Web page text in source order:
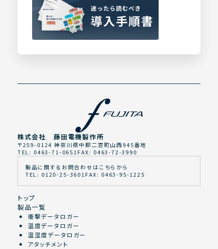
株式会社 藤田電機製作所
〒259-0124 神奈川県中郡二宮町山西945番地
TEL: 0463-71-0651FAX: 0463-72-3990
製品に関するお問合わせはこちらから
TEL: 0120-25-3601FAX: 0463-95-1225
トップ
製品一覧
衝撃データロガー
温度データロガー
温湿度データロガー
アタッチメント